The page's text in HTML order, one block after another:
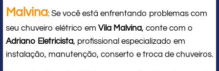
Malvina: Se você está enfrentando problemas com
seu chuveiro elétrico em Vila Malvina, conte com o
Adriano Eletricista, profissional especializado em
instalação, manutenção, conserto e troca de chuveiros.